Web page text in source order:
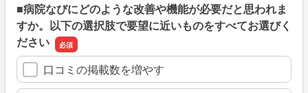
■病院なびにどのような改善や機能が必要だと思われま
すか。以下の選択肢で要望に近いものをすべてお選びく
ださい
口コミの掲載数を増やす